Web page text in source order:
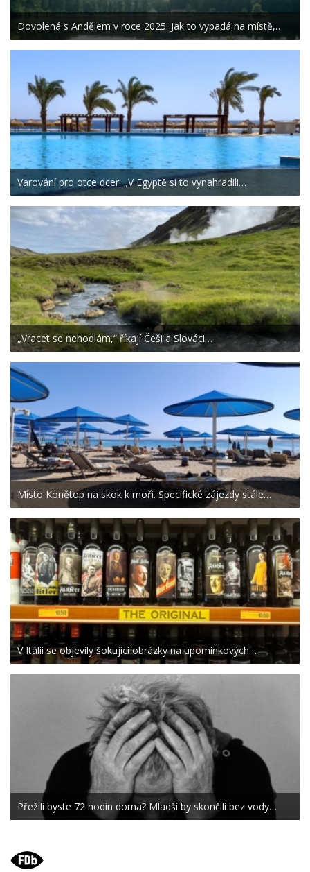
Dovolená s Andělem v roce 2025: Jak to vypadá na místě,…
Varování pro otce dcer: „V Egyptě si to vynahradili…
„Vracet se nehodlám,“ říkají Češi a Slováci…
Místo Konětop na skok k moři. Specifické zájezdy stále…
V Itálii se objevily šokující obrázky na upomínkových…
Přežili byste 72 hodin doma? Mladší by skončili bez vody…